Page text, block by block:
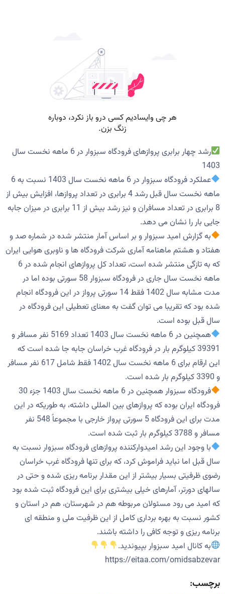
رشد چهار برابری پروازهای فرودگاه سبزوار در 6 ماهه نخست سال
1403
عملکرد فرودگاه سبزوار در 6 ماهه نخست سال 1403 نسبت به 6
ماهه نخست سال قبل رشد 4 برابری در تعداد پروازها، افزایش بیش از
8 برابری در تعداد مسافران و نیز رشد بیش از 11 برابری در میزان جابه
جایی بار را نشان می دهد.
به گزارش امید سبزوار و بر اساس آمار منتشر شده در شماره صد و
هفتاد و هشتم ماهنامه آماری شرکت فرودگاه ها و ناوبری هوایی ایران
که به تازگی منتشر شده است، تعداد کل پروازهای انجام شده در 6
ماهه نخست سال جاری در فرودگاه سبزوار 58 سورتی بوده اما در
مدت مشابه سال 1402 فقط 14 سورتی پرواز در این فرودگاه انجام
شده بود که تقریبا می توان گفت به معنای تعطیلی این فرودگاه در
سال قبل بوده است.
همچنین در 6 ماهه نخست سال 1403 تعداد 5169 نفر مسافر و
39391 کیلوگرم بار در فرودگاه غرب خراسان جابه جا شده است که
این ارقام برای 6 ماهه نخست سال 1402 فقط شامل 617 نفر مسافر
و 3390 کیلوگرم بار شده است.
فرودگاه سبزوار همچنین در 6 ماهه نخست سال 1403 جزء 30
فرودگاه ایران بوده که پروازهای بین المللی داشته، به طوریکه در این
مدت برای این فرودگاه 5 سورتی پرواز خارجی با مجموعاً 548 نفر
مسافر و 3788 کیلوگرم بار ثبت شده است.
با وجود این رشد امیدوارکننده پروازهای فرودگاه سبزوار نسبت به
سال قبل اما نباید فراموش کرد، که برای تنها فرودگاه غرب خراسان
رضوی ظرفیتی بسیار بیشتر از این مقدار برنامه ریزی شده و حتی در
سالهای دورتر، آمارهای خیلی بیشتری برای این فرودگاه ثبت شده بود
که امید می رود مسئولان مربوطه هم در شهرستان، هم در استان و
کشور نسبت به بهره برداری کامل از این ظرفیت ملی و منطقه ای
برنامه ریزی و توجه کافی را داشته باشند.
به کانال امید سبزوار بپیوندید.
https://eitaa.com/omidsabzevar
برچسب: